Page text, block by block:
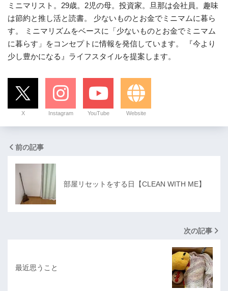
ミニマリスト。29歳。2児の母。投資家。旦那は会社員。趣味
は節約と推し活と読書。 少ないものとお金でミニマムに暮ら
す。 ミニマリズムをベースに「少ないものとお金でミニマム
に暮らす」をコンセプトに情報を発信しています。 『今より
少し豊かになる』ライフスタイルを提案します。
X Instagram YouTube Website
前の記事
部屋リセットをする日【CLEAN WITH ME】
次の記事
最近思うこと